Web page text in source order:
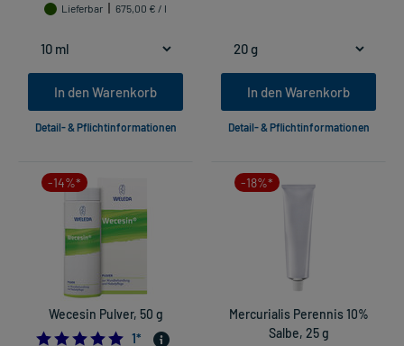
Lieferbar
675,00 € / l
In den Warenkorb
Detail- & Pflichtinformationen
In den Warenkorb
Detail- & Pflichtinformationen
-14%*
Wecesin Pulver, 50 g
5.0
1*
-18%*
Mercurialis Perennis 10%
Salbe, 25 g